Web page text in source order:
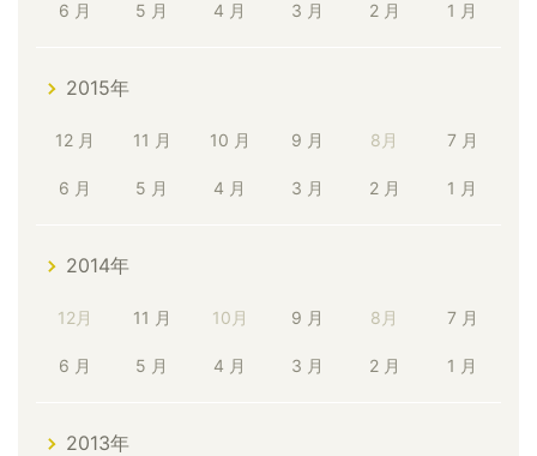
6 月 5 月 4 月 3 月 2 月 1 月
2015年
12 月 11 月 10 月 9 月 8月 7 月
6 月 5 月 4 月 3 月 2 月 1 月
2014年
12月 11 月 10月 9 月 8月 7 月
6 月 5 月 4 月 3 月 2 月 1 月
2013年